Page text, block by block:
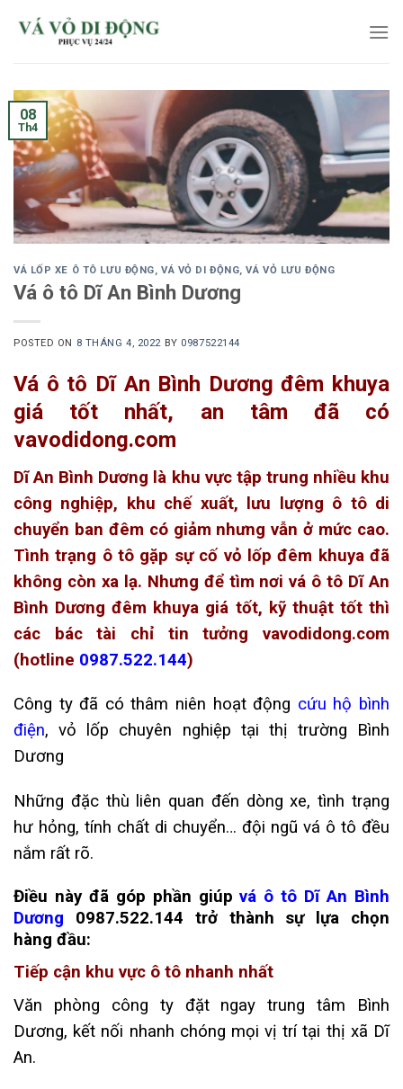
08
Th4
VÁ LỐP XE Ô TÔ LƯU ĐỘNG,VÁ VỎ DI ĐỘNG,VÁ VỎ LƯU ĐỘNG
Vá ô tô Dĩ An Bình Dương
POSTED ON 8 THÁNG 4, 2022 BY 0987522144
Vá ô tô Dĩ An Bình Dương đêm khuya
giá tốt nhất, an tâm đã có
vavodidong.com
Dĩ An Bình Dương là khu vực tập trung nhiều khu
công nghiệp, khu chế xuất, lưu lượng ô tô di
chuyển ban đêm có giảm nhưng vẫn ở mức cao.
Tình trạng ô tô gặp sự cố vỏ lốp đêm khuya đã
không còn xa lạ. Nhưng để tìm nơi vá ô tô Dĩ An
Bình Dương đêm khuya giá tốt, kỹ thuật tốt thì
các bác tài chỉ tin tưởng vavodidong.com
(hotline 0987.522.144)
Công ty đã có thâm niên hoạt động cứu hộ bình
điện, vỏ lốp chuyên nghiệp tại thị trường Bình
Dương
Những đặc thù liên quan đến dòng xe, tình trạng
hư hỏng, tính chất di chuyển… đội ngũ vá ô tô đều
nắm rất rõ.
Điều này đã góp phần giúpvá ô tô Dĩ An Bình
Dương 0987.522.144 trở thành sự lựa chọn
hàng đầu:
Tiếp cận khu vực ô tô nhanh nhất
Văn phòng công ty đặt ngay trung tâm Bình
Dương, kết nối nhanh chóng mọi vị trí tại thị xã Dĩ
An.